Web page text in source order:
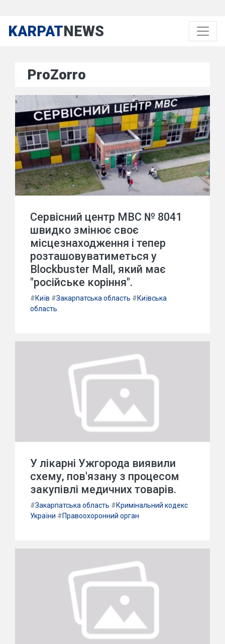
KARPATNEWS
ProZorro
Сервісний центр МВС № 8041
швидко змінює своє
місцезнаходження і тепер
розташовуватиметься у
Blockbuster Mall, який має
"російське коріння".
#Київ #Закарпатська область #Київська
область
У лікарні Ужгорода виявили
схему, пов'язану з процесом
закупівлі медичних товарів.
#Закарпатська область #Кримінальний кодекс
України #Правоохоронний орган